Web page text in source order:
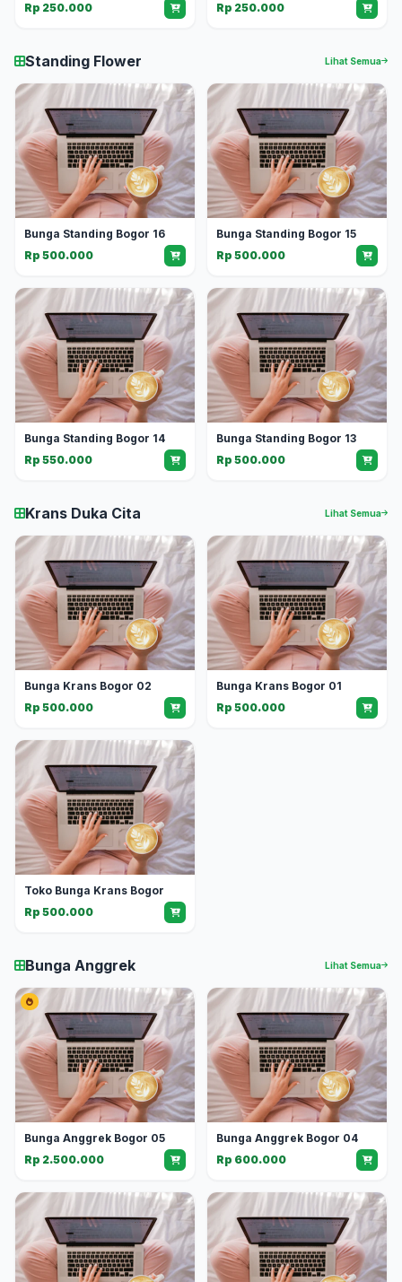
Rp 250.000
Rp 250.000
Standing Flower Lihat Semua
Bunga Standing Bogor 16
Rp 500.000
Bunga Standing Bogor 15
Rp 500.000
Bunga Standing Bogor 14
Rp 550.000
Bunga Standing Bogor 13
Rp 500.000
Krans Duka Cita Lihat Semua
Bunga Krans Bogor 02
Rp 500.000
Bunga Krans Bogor 01
Rp 500.000
Toko Bunga Krans Bogor
Rp 500.000
Bunga Anggrek Lihat Semua
Bunga Anggrek Bogor 05
Rp 2.500.000
Bunga Anggrek Bogor 04
Rp 600.000